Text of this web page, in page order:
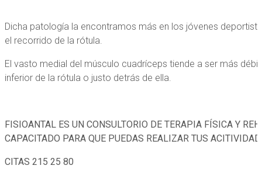
Dicha patología la encontramos más en los jóvenes
el recorrido de la rótula.
El vasto medial del músculo cuadríceps tiende a ser más
inferior de la rótula o justo detrás de ella.
FISIOANTAL ES UN CONSULTORIO DE TERAPIA FÍSICA Y
CAPACITADO PARA QUE PUEDAS REALIZAR TUS
CITAS 215 25 80